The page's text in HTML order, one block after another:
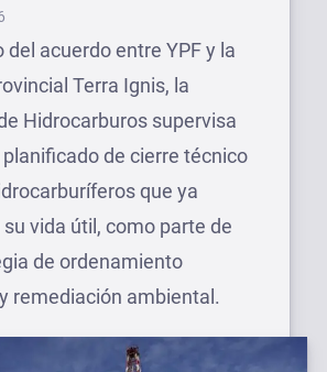
del acuerdo entre YPF y la
Terra Ignis, la
Hidrocarburos supervisa
de cierre técnico
que ya
vida útil, como parte de
de ordenamiento
remediación ambiental.